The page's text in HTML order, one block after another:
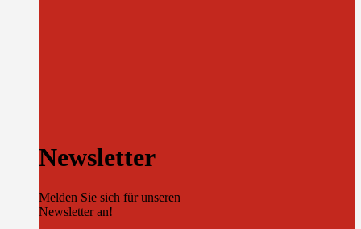
Newsletter
Melden Sie sich für unseren
Newsletter an!